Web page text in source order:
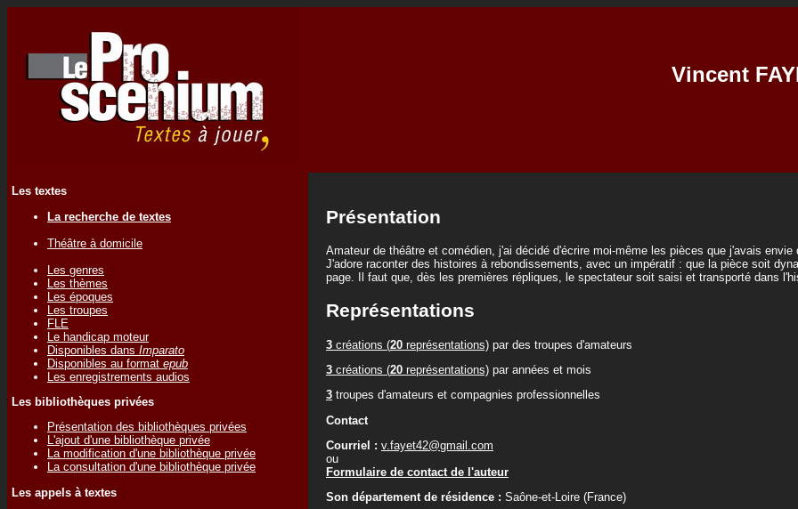
Vincent
Les textes
La recherche de textes
Théâtre à domicile
Les genres
Les thèmes
Les époques
Les troupes
FLE
Le handicap moteur
Disponibles dans Imparato
Disponibles au format epub
Les enregistrements audios
Les bibliothèques privées
Présentation des bibliothèques privées
L'ajout d'une bibliothèque privée
La modification d'une bibliothèque privée
La consultation d'une bibliothèque privée
Les appels à textes
Présentation
Amateur de théâtre et comédien, j'ai décidé d'écrire moi-même les pièces que j'avais envie
J'adore raconter des histoires à rebondissements, avec un impératif : que la pièce soit
page. Il faut que, dès les premières répliques, le spectateur soit saisi et transporté dans
Représentations
3 créations (20 représentations) par des troupes d'amateurs
3 créations (20 représentations) par années et mois
3 troupes d'amateurs et compagnies professionnelles
Contact
Courriel : v.fayet42@gmail.com
ou
Formulaire de contact de l'auteur
Son département de résidence : Saône-et-Loire (France)